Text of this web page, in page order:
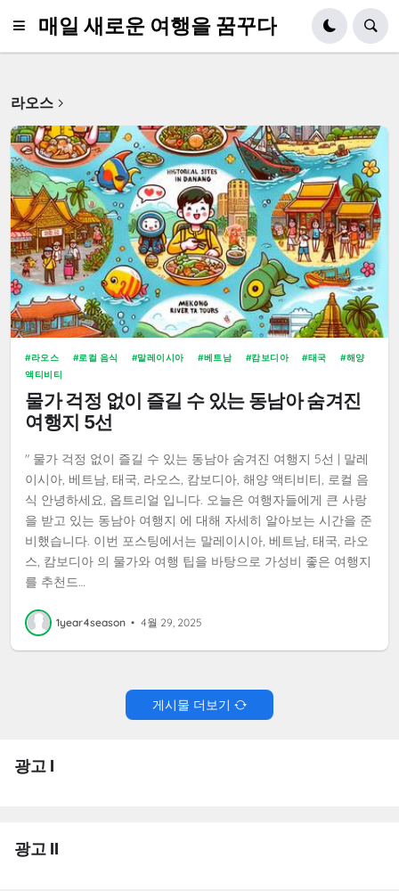
매일 새로운 여행을 꿈꾸다
라오스
라오스 로컬 음식 말레이시아 베트남 캄보디아 태국
해양
액티비티
물가 걱정 없이 즐길 수 있는 동남아 숨겨진
여행지 5선
" 물가 걱정 없이 즐길 수 있는 동남아 숨겨진 여행지 5선 | 말레
이시아, 베트남, 태국, 라오스, 캄보디아, 해양 액티비티, 로컬 음
식 안녕하세요, 옵트리얼 입니다. 오늘은 여행자들에게 큰 사랑
을 받고 있는 동남아 여행지 에 대해 자세히 알아보는 시간을 준
비했습니다. 이번 포스팅에서는 말레이시아, 베트남, 태국, 라오
스, 캄보디아 의 물가와 여행 팁을 바탕으로 가성비 좋은 여행지
를 추천드…
1year4season • 4월 29, 2025
게시물 더보기
광고 I
광고 II